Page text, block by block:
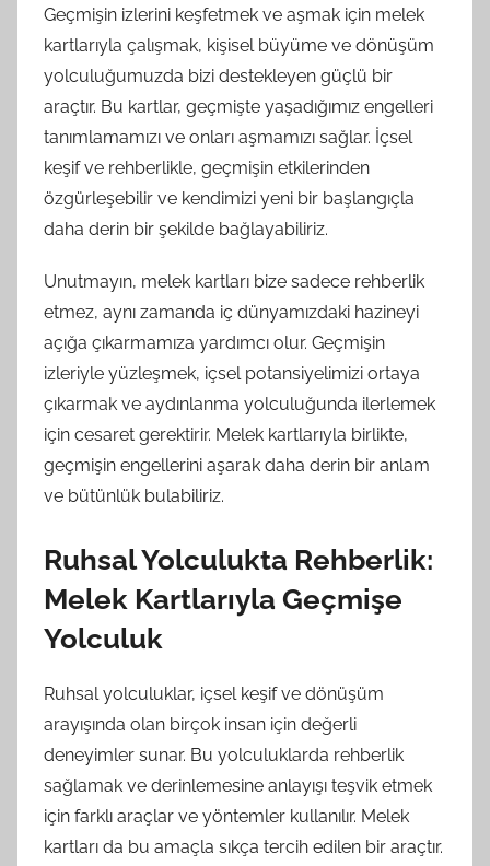
Geçmişin izlerini keşfetmek ve aşmak için melek
kartlarıyla çalışmak, kişisel büyüme ve dönüşüm
yolculuğumuzda bizi destekleyen güçlü bir
araçtır. Bu kartlar, geçmişte yaşadığımız engelleri
tanımlamamızı ve onları aşmamızı sağlar. İçsel
keşif ve rehberlikle, geçmişin etkilerinden
özgürleşebilir ve kendimizi yeni bir başlangıçla
daha derin bir şekilde bağlayabiliriz.
Unutmayın, melek kartları bize sadece rehberlik
etmez, aynı zamanda iç dünyamızdaki hazineyi
açığa çıkarmamıza yardımcı olur. Geçmişin
izleriyle yüzleşmek, içsel potansiyelimizi ortaya
çıkarmak ve aydınlanma yolculuğunda ilerlemek
için cesaret gerektirir. Melek kartlarıyla birlikte,
geçmişin engellerini aşarak daha derin bir anlam
ve bütünlük bulabiliriz.
Ruhsal Yolculukta Rehberlik:
Melek Kartlarıyla Geçmişe
Yolculuk
Ruhsal yolculuklar, içsel keşif ve dönüşüm
arayışında olan birçok insan için değerli
deneyimler sunar. Bu yolculuklarda rehberlik
sağlamak ve derinlemesine anlayışı teşvik etmek
için farklı araçlar ve yöntemler kullanılır. Melek
kartları da bu amaçla sıkça tercih edilen bir araçtır.